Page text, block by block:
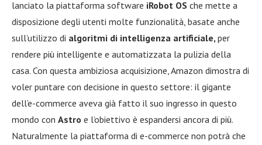
lanciato la piattaforma software iRobot OS che mette a
disposizione degli utenti molte funzionalità, basate anche
sull’utilizzo di algoritmi di intelligenza artificiale, per
rendere più intelligente e automatizzata la pulizia della
casa. Con questa ambiziosa acquisizione, Amazon dimostra di
voler puntare con decisione in questo settore: il gigante
dell’e-commerce aveva già fatto il suo ingresso in questo
mondo con Astro e l’obiettivo è espandersi ancora di più.
Naturalmente la piattaforma di e-commerce non potrà che